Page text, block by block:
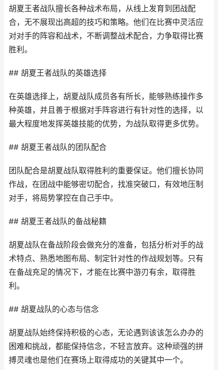
胡夏王者战队擅长各种战术布局，从线上发育到团战配
合，无不展现出高超的技巧和策略。他们在比赛中灵活应
对对手的阵容和战术，不断调整战术配合，力争取得比赛
胜利。
## 胡夏王者战队的英雄选择
在英雄选择上，胡夏战队成员各有所长，能够熟练操作多
种英雄，并且善于根据对手阵容进行有针对性的选择，以
最大程度地发挥英雄技能的优势，为战队取得更多优势。
## 胡夏王者战队的团队配合
团队配合是胡夏战队取得胜利的重要保证。他们擅长协同
作战，在团战中能够密切配合，找准突破口，有效地压制
对手，将局势掌控在自己手中。
## 胡夏王者战队的备战秘籍
胡夏战队在备战阶段会做充分的准备，包括分析对手的战
术特点、熟悉地图布局、制定针对性的作战规划等。只有
在备战充足的情况下，才能在比赛中游刃有余，取得胜
利。
## 胡夏战队的心态与信念
胡夏战队始终保持积极的心态，无论遇到该该怎么办办的
困难和挑战，都能保持信念，不轻言放弃。这种顽强的拼
搏灵魂也是他们在赛场上取得成功的关键其中一个。